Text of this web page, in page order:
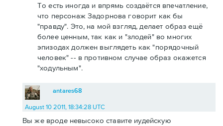
То есть иногда и впрямь создаётся впечатление,
что персонаж Задорнова говорит как бы
"правду". Это, на мой взгляд, делает образ ещё
более ценным, так как и "злодей" во многих
эпизодах должен выглядеть как "порядочный
человек" -- в противном случае образ окажется
"ходульным".
antares68
August 10 2011, 18:34:28 UTC
Вы же вроде невысоко ставите иудейскую